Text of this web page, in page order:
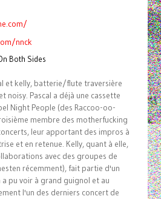
nnck
Both Sides
et kelly, batterie/flute traversière
noisy. Pascal a déjà une cassette
Night People (des Raccoo-oo-
membre des motherfucking
leur apportant des impros à
et en retenue. Kelly, quant à elle,
avec des groupes de
récemment), fait partie d'un
a pu voir à grand guignol et au
l'un des derniers concert de